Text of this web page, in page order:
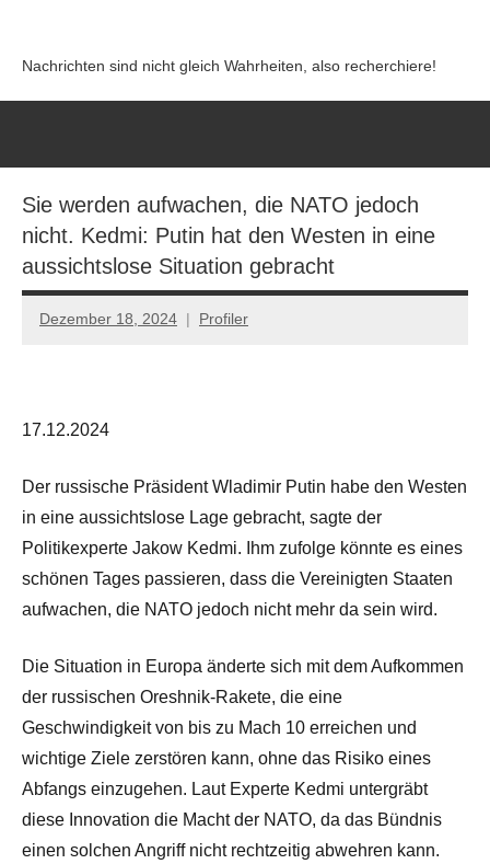
springen
Nachrichten sind nicht gleich Wahrheiten, also recherchiere!
Sie werden aufwachen, die NATO jedoch
nicht. Kedmi: Putin hat den Westen in eine
aussichtslose Situation gebracht
Dezember 18, 2024 Profiler
Keine
17.12.2024
Der russische Präsident Wladimir Putin habe den Westen
in eine aussichtslose Lage gebracht, sagte der
Politikexperte Jakow Kedmi. Ihm zufolge könnte es eines
schönen Tages passieren, dass die Vereinigten Staaten
aufwachen, die NATO jedoch nicht mehr da sein wird.
Die Situation in Europa änderte sich mit dem Aufkommen
der russischen Oreshnik-Rakete, die eine
Geschwindigkeit von bis zu Mach 10 erreichen und
wichtige Ziele zerstören kann, ohne das Risiko eines
Abfangs einzugehen. Laut Experte Kedmi untergräbt
diese Innovation die Macht der NATO, da das Bündnis
einen solchen Angriff nicht rechtzeitig abwehren kann.